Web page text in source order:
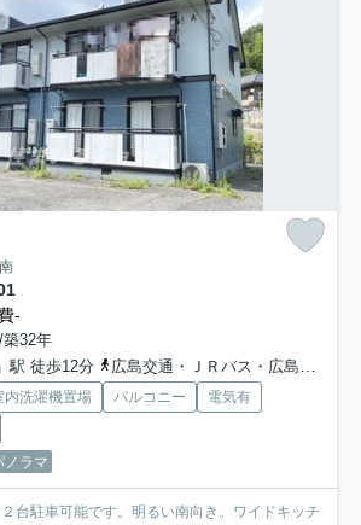
-
32年
駅 徒歩12分
広島交通・ＪＲバス・広島バス「矢口バス停」バス停下車 徒歩9分
内洗濯機置場 バルコニー
電気有
ノラマ
台駐車可能です。明るい南向き。ワイドキッチ